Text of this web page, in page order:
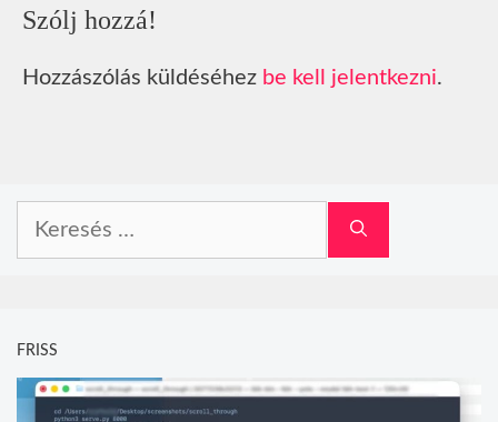
Szólj hozzá!
Hozzászólás küldéséhez be kell jelentkezni.
FRISS